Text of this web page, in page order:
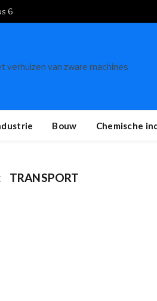
6
verhuizen van zware machines
Bouw Chemische
TRANSPORT